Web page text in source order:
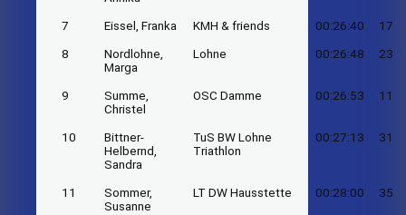
7 Eissel, Franka KMH & friends 00:26:40 17
8
Nordlohne,
Marga
Lohne 00:26:48 23
9
Summe,
Christel
OSC Damme 00:26:53 11
10
Bittner-
Helbernd,
Sandra
TuS BW Lohne
Triathlon
00:27:13 31
11
Sommer,
Susanne
LT DW Hausstette 00:28:00 35